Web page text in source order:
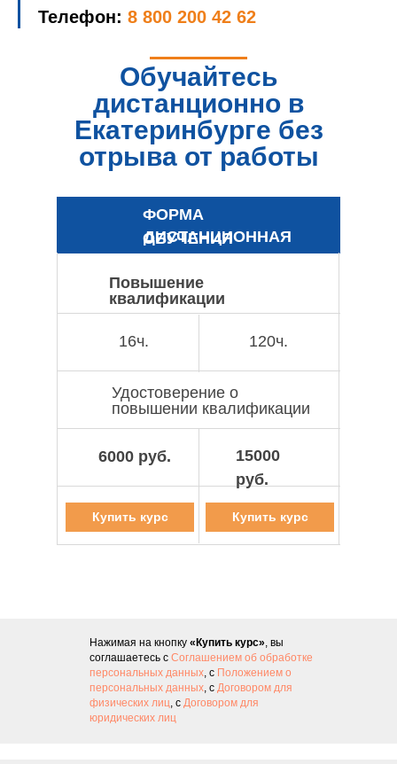
Телефон: 8 800 200 42 62
Обучайтесь
дистанционно в
Екатеринбурге без
отрыва от работы
ФОРМА
ОБУЧЕНИЯ
ДИСТАНЦИОННАЯ
Повышение
квалификации
Удостоверение о
повышении квалификации
16ч.
6000 руб.
15000
руб.
120ч.
Купить курс Купить курс
Нажимая на кнопку «Купить курс», вы
соглашаетесь с Соглашением об обработке
персональных данных, с Положением о
персональных данных, с Договором для
физических лиц, с Договором для
юридических лиц